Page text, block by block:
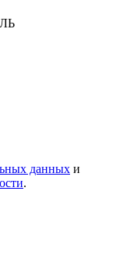
данных и
.